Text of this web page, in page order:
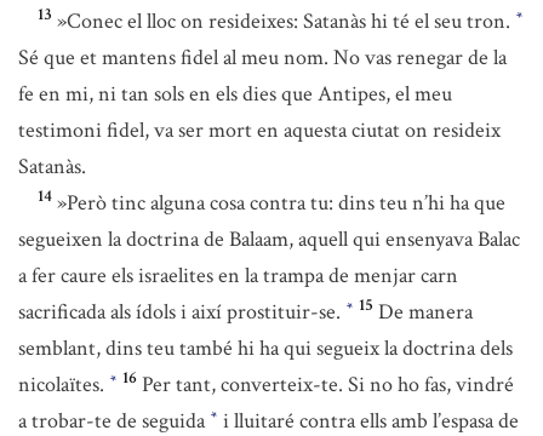
13 »Conec el lloc on resideixes: Satanàs hi té el seu tron. *
Sé que et mantens fidel al meu nom. No vas renegar de la
fe en mi, ni tan sols en els dies que Antipes, el meu
testimoni fidel, va ser mort en aquesta ciutat on resideix
Satanàs.
14 »Però tinc alguna cosa contra tu: dins teu n’hi ha que
segueixen la doctrina de Balaam, aquell qui ensenyava Balac
a fer caure els israelites en la trampa de menjar carn
sacrificada als ídols i així prostituir-se. * 15 De manera
semblant, dins teu també hi ha qui segueix la doctrina dels
nicolaïtes. * 16 Per tant, converteix-te. Si no ho fas, vindré
a trobar-te de seguida * i lluitaré contra ells amb l’espasa de